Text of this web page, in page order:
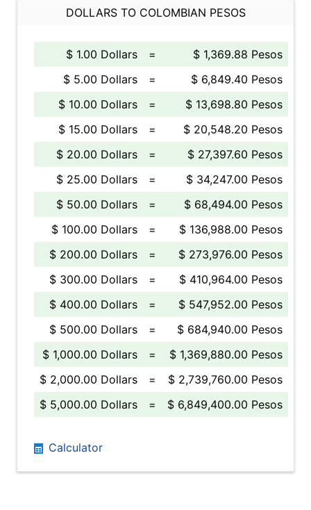
DOLLARS TO COLOMBIAN PESOS
$ 1.00 Dollars =
$ 1,369.88 Pesos
$ 5.00 Dollars
=
$ 6,849.40 Pesos
$ 10.00 Dollars
=
$ 13,698.80 Pesos
$ 15.00 Dollars
=
$ 20,548.20 Pesos
$ 20.00 Dollars
=
$ 27,397.60 Pesos
$ 25.00 Dollars
=
$ 34,247.00 Pesos
$ 50.00 Dollars
=
$ 68,494.00 Pesos
$ 100.00 Dollars
=
$ 136,988.00 Pesos
$ 200.00 Dollars
=
$ 273,976.00 Pesos
$ 300.00 Dollars
=
$ 410,964.00 Pesos
$ 400.00 Dollars
=
$ 547,952.00 Pesos
$ 500.00 Dollars
=
$ 684,940.00 Pesos
$ 1,000.00 Dollars
=
$ 1,369,880.00 Pesos
$ 2,000.00 Dollars
=
$ 2,739,760.00 Pesos
$ 5,000.00 Dollars
= $ 6,849,400.00 Pesos
Calculator